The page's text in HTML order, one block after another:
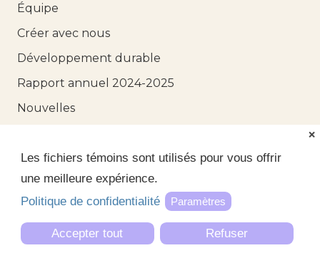
Les fichiers témoins sont utilisés pour vous offrir
une meilleure expérience.
Politique de confidentialité
Paramètres
Accepter tout Refuser
❌
Équipe
Créer avec nous
Développement durable
Rapport annuel 2024-2025
Nouvelles
d'harcèlement
©parminou.com 2026. Tous droits réservés.